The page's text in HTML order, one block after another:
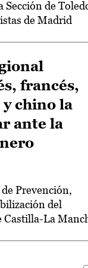
Sección de
de Madrid
francés,
chino la
ante la
Prevención,
del
La